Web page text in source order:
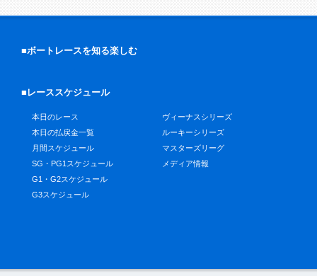
■ボートレースを知る楽しむ
■レーススケジュール
本日のレース
本日の払戻金一覧
月間スケジュール
SG・PG1スケジュール
G1・G2スケジュール
G3スケジュール
ヴィーナスシリーズ
ルーキーシリーズ
マスターズリーグ
メディア情報